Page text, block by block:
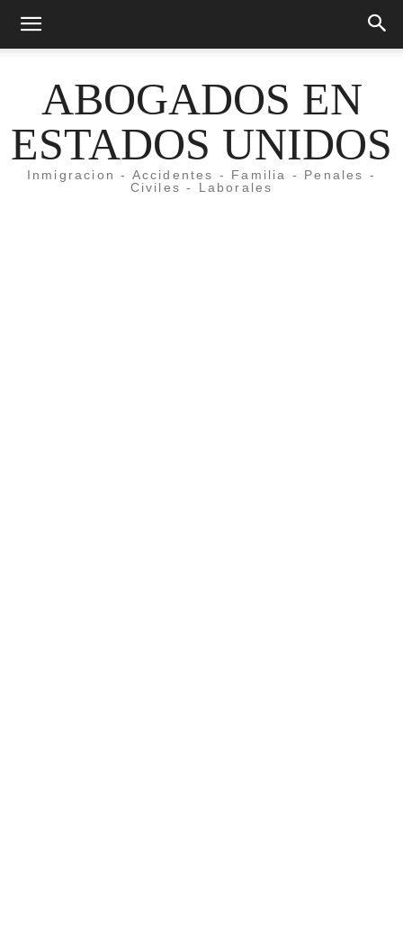
ABOGADOS EN
ESTADOS UNIDOS
Inmigracion - Accidentes - Familia - Penales -
Civiles - Laborales